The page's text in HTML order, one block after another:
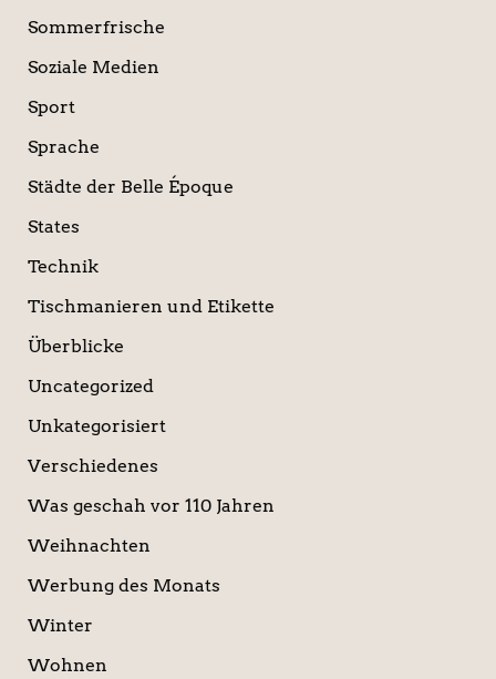
Sommerfrische
Soziale Medien
Sport
Sprache
Städte der Belle Époque
States
Technik
Tischmanieren und Etikette
Überblicke
Uncategorized
Unkategorisiert
Verschiedenes
Was geschah vor 110 Jahren
Weihnachten
Werbung des Monats
Winter
Wohnen